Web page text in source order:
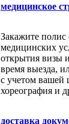
медицинское
Закажите
медицинских
открытия визы
время выезда,
с учетом вашей
хореография и
доставка